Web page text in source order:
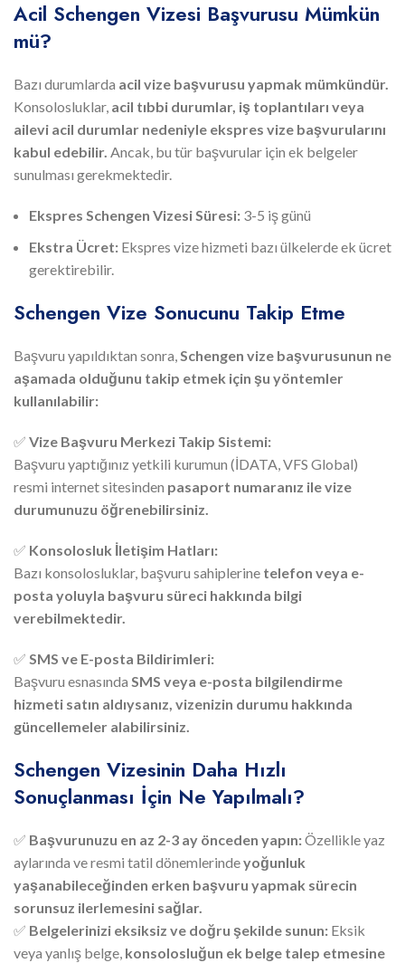
Acil Schengen Vizesi Başvurusu Mümkün
mü?
Bazı durumlarda acil vize başvurusu yapmak mümkündür.
Konsolosluklar, acil tıbbi durumlar, iş toplantıları veya
ailevi acil durumlar nedeniyle ekspres vize başvurularını
kabul edebilir. Ancak, bu tür başvurular için ek belgeler
sunulması gerekmektedir.
Ekspres Schengen Vizesi Süresi: 3-5 iş günü
Ekstra Ücret: Ekspres vize hizmeti bazı ülkelerde ek ücret
gerektirebilir.
Schengen Vize Sonucunu Takip Etme
Başvuru yapıldıktan sonra,Schengen vize başvurusunun ne
aşamada olduğunu takip etmek için şu yöntemler
kullanılabilir:
✅ Vize Başvuru Merkezi Takip Sistemi:
Başvuru yaptığınız yetkili kurumun (İDATA, VFS Global)
resmi internet sitesinden pasaport numaranız ile vize
durumunuzu öğrenebilirsiniz.
✅ Konsolosluk İletişim Hatları:
Bazı konsolosluklar, başvuru sahiplerine telefon veya e-
posta yoluyla başvuru süreci hakkında bilgi
verebilmektedir.
✅ SMS ve E-posta Bildirimleri:
Başvuru esnasında SMS veya e-posta bilgilendirme
hizmeti satın aldıysanız, vizenizin durumu hakkında
güncellemeler alabilirsiniz.
Schengen Vizesinin Daha Hızlı
Sonuçlanması İçin Ne Yapılmalı?
✅ Başvurunuzu en az 2-3 ay önceden yapın:Özellikle yaz
aylarında ve resmi tatil dönemlerindeyoğunluk
yaşanabileceğinden erken başvuru yapmak sürecin
sorunsuz ilerlemesini sağlar.
✅ Belgelerinizi eksiksiz ve doğru şekilde sunun: Eksik
veya yanlış belge, konsolosluğun ek belge talep etmesine